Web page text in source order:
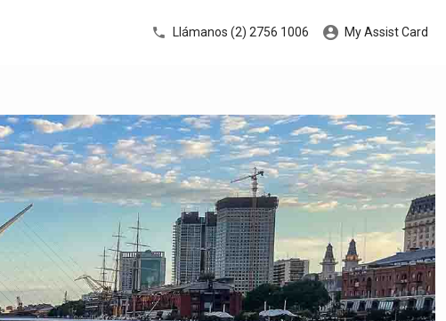
Llámanos (2) 2756 1006 My Assist Card